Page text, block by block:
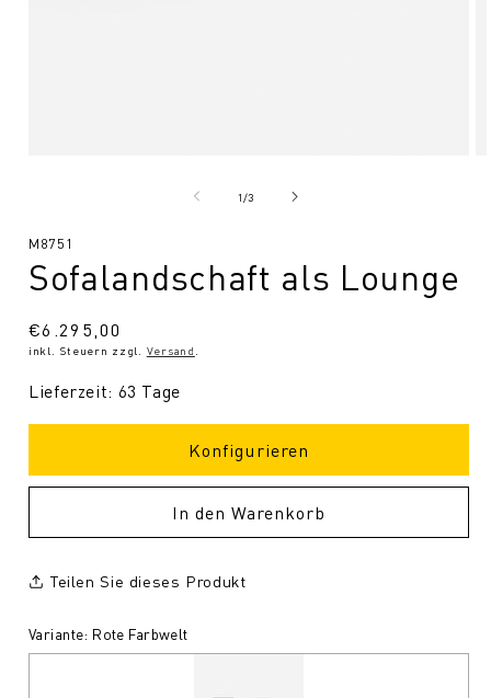
1/von
3
SKU:
M8751
Sofalandschaft als Lounge
Normaler
Preis
€6.295,00
inkl. Steuern zzgl. Versand
Lieferzeit: 63 Tage
Konfigurieren
In den Warenkorb
Teilen Sie dieses Produkt
Variante: Rote Farbwelt